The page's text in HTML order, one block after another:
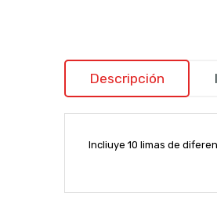
Descripción
Incliuye 10 limas de